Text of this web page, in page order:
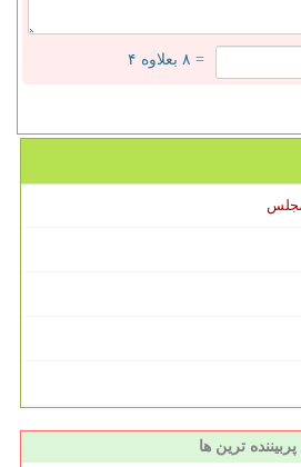
= ۸ بعلاوه ۴
مجلس
پربیننده ترین ها